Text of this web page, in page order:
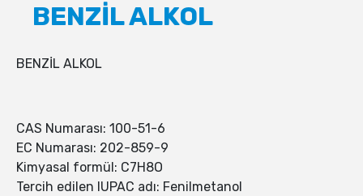
BENZİL ALKOL
BENZİL ALKOL
CAS Numarası: 100-51-6
EC Numarası: 202-859-9
Kimyasal formül: C7H8O
Tercih edilen IUPAC adı: Fenilmetanol